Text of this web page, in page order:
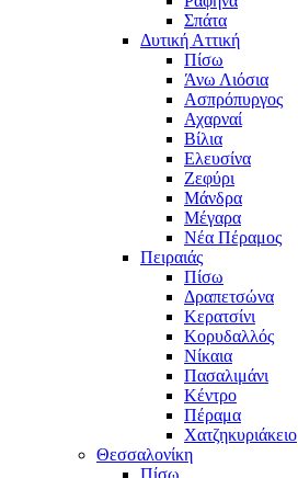
Σπάτα
Δυτική Αττική
Πίσω
Άνω Λιόσια
Ασπρόπυργος
Αχαρναί
Βίλια
Ελευσίνα
Ζεφύρι
Μάνδρα
Μέγαρα
Νέα Πέραμος
Πειραιάς
Πίσω
Δραπετσώνα
Κερατσίνι
Κορυδαλλός
Νίκαια
Πασαλιμάνι
Κέντρο
Πέραμα
Χατζηκυριάκειο
Θεσσαλονίκη
Πίσω